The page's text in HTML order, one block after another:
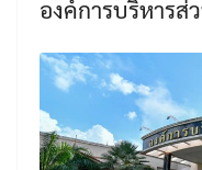
องค์การบริหารส่